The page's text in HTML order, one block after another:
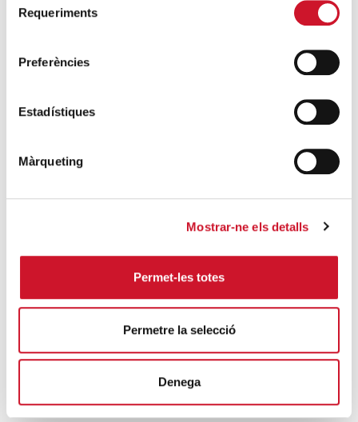
Requeriments
Preferències
Estadístiques
Màrqueting
Mostrar-ne els detalls
Permet-les totes
Permetre la selecció
Denega
DARRERES ENTRADES
la situació a Ceuta i fa una crida a la
SEGUEIX LLEGINT
Càritas Barcelona acompanya més de
4.100 persones en el dispositiu
SEGUEIX LLEGINT
La campana que canvia vides
SEGUEIX LLEGINT
El voluntariat, una oportunitat per fer
créixer el Maresme
SEGUEIX LLEGINT